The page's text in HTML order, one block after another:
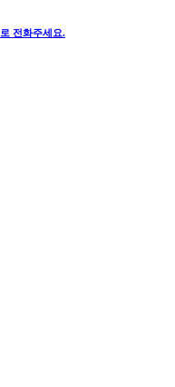
로 전화주세요.